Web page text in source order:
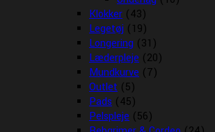
Klokker (43)
Legetøj (19)
Longering (31)
Læderpleje (20)
Mundkurve (7)
Outlet (5)
Pads (45)
Pelspleje (56)